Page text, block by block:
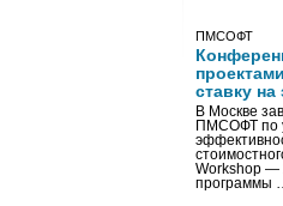
ПМСОФТ
ставку
В Москве
ПМСОФТ по
Workshop —
программы …